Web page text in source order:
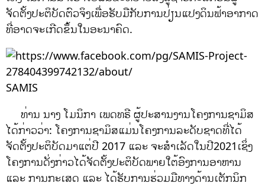
ຈັດຕັ້ງປະຕິບັດຕົວຈິງເພື່ອຮັບມືກັບການປ່ຽນແປງດິນຟ້າອາກາດ
ທີ່ອາດຈະເກີດຂຶ້ນໃນອະນາຄົດ.
SAMIS
ທ່ານ ນາງ ໂມນິກາ ເພດທຣີ ຜູ້ປະສານງານໂຄງການຊາມິສ
ໄດ້ກ່າວວ່າ: ໂຄງການຊາມິສແມ່ນໂຄງການລະດັບຊາດທີ່ໄດ້
ຈັດຕັ້ງປະຕິບັດມາແຕ່ປີ 2017 ແລະ ຈະສຳເລັດໃນປີ2021ເຊິ່ງ
ໂຄງການດັ່ງກ່າວໄດ້ຈັດຕັ້ງປະຕິບັດພາຍໃຕ້ອົງການອາຫານ
ແລະ ການກະເສດ ແລະ ໄດ້ຮັບການຮ່ວມມືທາງດ້ານເຕັກນິກ